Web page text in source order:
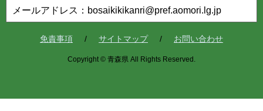
メールアドレス：bosaikikikanri@pref.aomori.lg.jp
免責事項 サイトマップ お問い合わせ
Copyright © 青森県 All Rights Reserved.